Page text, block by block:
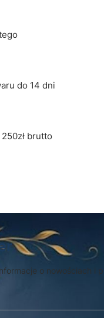
do 14 dni
brutto
o nowościach i